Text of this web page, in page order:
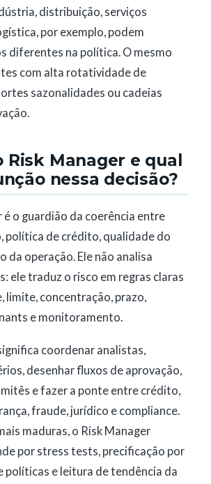
distribuição, serviços
por exemplo, podem
diferentes na política. O mesmo
com alta rotatividade de
sazonalidades ou cadeias
Risk Manager e qual
nessa decisão?
é o guardião da coerência entre
política de crédito, qualidade do
da operação. Ele não analisa
ele traduz o risco em regras claras
limite, concentração, prazo,
e monitoramento.
coordenar analistas,
desenhar fluxos de aprovação,
e fazer a ponte entre crédito,
fraude, jurídico e compliance.
maduras, o Risk Manager
por stress tests, precificação por
políticas e leitura de tendência da